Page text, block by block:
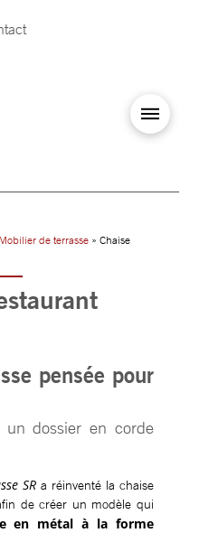
Mobilier de terrasse » Chaise
pensée pour
un dossier en corde
SRa réinventé la chaise
de créer un modèle qui
en métal à la forme